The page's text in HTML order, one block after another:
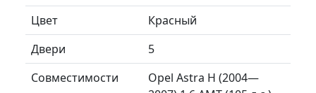
Цвет
Красный
Двери
5
Совместимости
Opel Astra H (2004—